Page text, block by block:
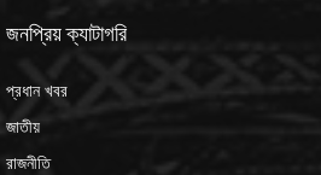
জনপ্রিয় ক্যাটাগরি
প্রধান খবর
জাতীয়
রাজনীতি